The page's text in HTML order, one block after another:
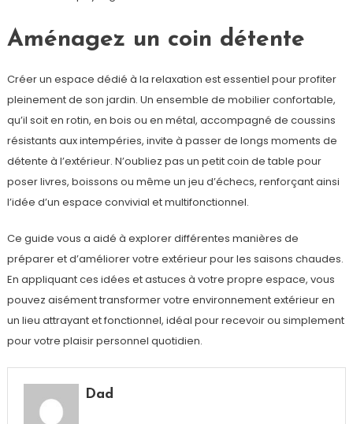
Aménagez un coin détente
Créer un espace dédié à la relaxation est essentiel pour profiter
pleinement de son jardin. Un ensemble de mobilier confortable,
qu’il soit en rotin, en bois ou en métal, accompagné de coussins
résistants aux intempéries, invite à passer de longs moments de
détente à l’extérieur. N’oubliez pas un petit coin de table pour
poser livres, boissons ou même un jeu d’échecs, renforçant ainsi
l’idée d’un espace convivial et multifonctionnel.
Ce guide vous a aidé à explorer différentes manières de
préparer et d’améliorer votre extérieur pour les saisons chaudes.
En appliquant ces idées et astuces à votre propre espace, vous
pouvez aisément transformer votre environnement extérieur en
un lieu attrayant et fonctionnel, idéal pour recevoir ou simplement
pour votre plaisir personnel quotidien.
Dad